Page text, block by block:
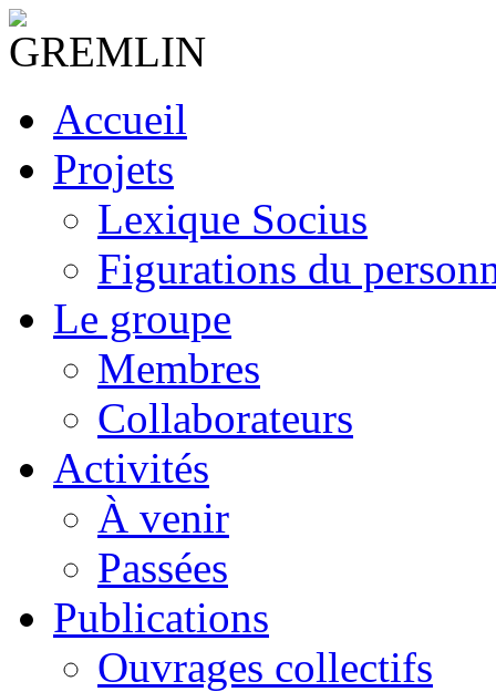
Accueil
Projets
Lexique Socius
Figurations du
Le groupe
Membres
Collaborateurs
Activités
À venir
Passées
Publications
Ouvrages collectifs